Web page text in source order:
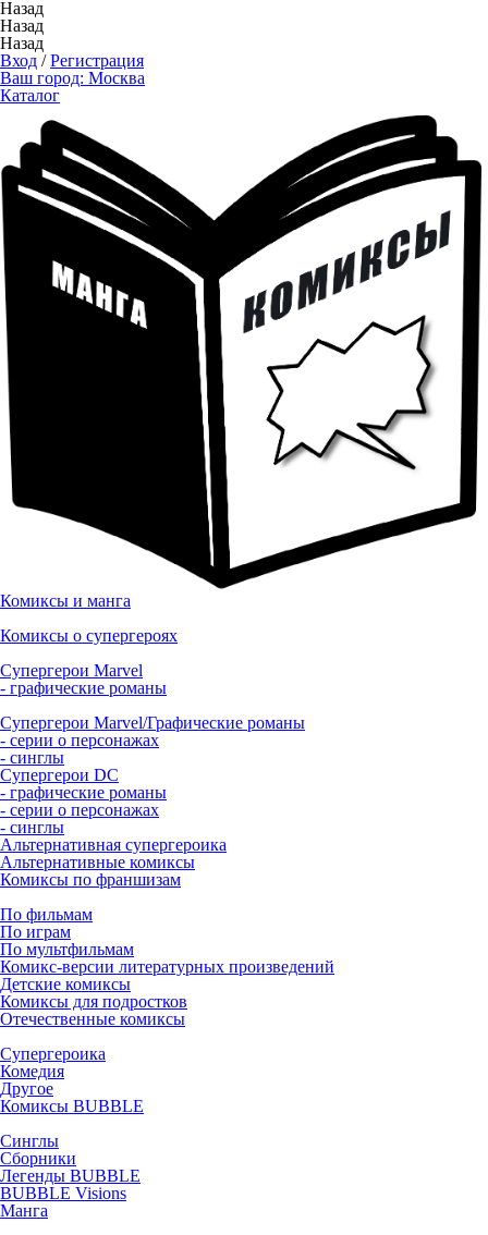
Назад
Назад
Назад
Вход /Регистрация
Ваш город: Москва
Каталог
Комиксы и манга
Комиксы о супергероях
Супергерои Marvel
- графические романы
Супергерои Marvel/Графические романы
- серии о персонажах
- синглы
Супергерои DC
- графические романы
- серии о персонажах
- синглы
Альтернативная супергероика
Альтернативные комиксы
Комиксы по франшизам
По фильмам
По играм
По мультфильмам
Комикс-версии литературных произведений
Детские комиксы
Комиксы для подростков
Отечественные комиксы
Супергероика
Комедия
Другое
Комиксы BUBBLE
Синглы
Сборники
Легенды BUBBLE
BUBBLE Visions
Манга